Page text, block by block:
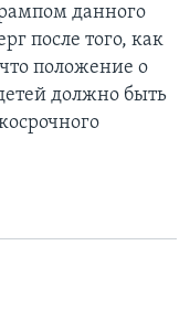
данного
после того, как
положение о
должно быть